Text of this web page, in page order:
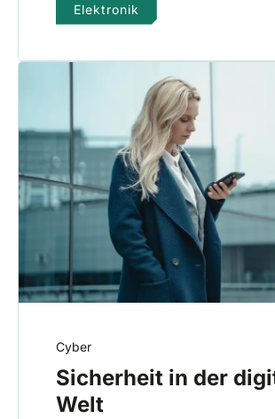
Elektronik
Cyber
Sicherheit in der
Welt